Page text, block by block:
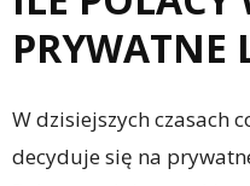
PRYWATNE
W dzisiejszych czasach
decyduje się na